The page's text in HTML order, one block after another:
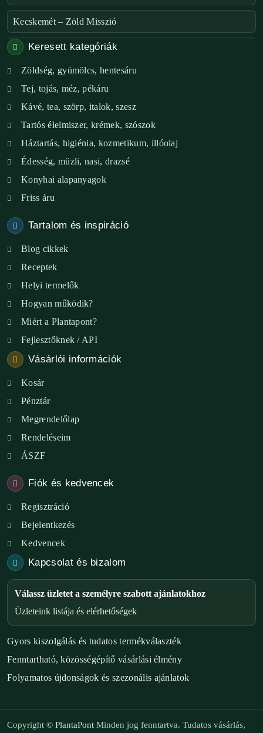
Kecskemét – Zöld Misszió
Székesfehérvár – Zöld Sarok
Verőce – Miegymás
XI. ker. – Lemérem
XIX. ker. – Boldog Föld
XVIII. ker. – Eni Mag-ház
XXIII. ker. – Panelpék
Keresett kategóriák
Zöldség, gyümölcs, hentesáru
Tej, tojás, méz, pékáru
Kávé, tea, szörp, italok, szesz
Tartós élelmiszer, krémek, szószok
Háztartás, higiénia, kozmetikum, illóolaj
Édesség, müzli, nasi, drazsé
Konyhai alapanyagok
Friss áru
Tartalom és inspiráció
Blog cikkek
Receptek
Helyi termelők
Hogyan működik?
Miért a Plantapont?
Fejlesztőknek / API
Vásárlói információk
Kosár
Pénztár
Megrendelőlap
Rendeléseim
ÁSZF
Fiók és kedvencek
Regisztráció
Bejelentkezés
Kedvencek
Kapcsolat és bizalom
Válassz üzletet a személyre szabott ajánlatokhoz
Üzleteink listája és elérhetőségek
Gyors kiszolgálás és tudatos termékválaszték
Fenntartható, közösségépítő vásárlási élmény
Folyamatos újdonságok és szezonális ajánlatok
Copyright © PlantaPont Minden jog fenntartva. Tudatos vásárlás,